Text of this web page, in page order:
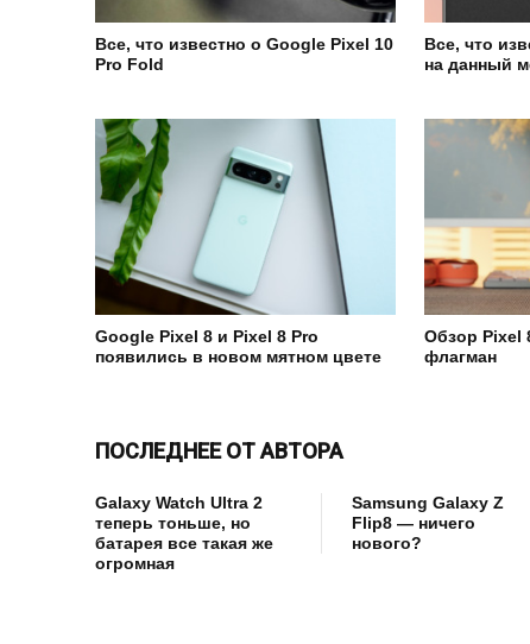
Все, что известно о Google Pixel 10
Pro Fold
Все, что
на данный
Google Pixel 8 и Pixel 8 Pro
появились в новом мятном цвете
Обзор Pixel
флагман
ПОСЛЕДНЕЕ ОТ АВТОРА
Galaxy Watch Ultra 2
теперь тоньше, но
батарея все такая же
огромная
Samsung Galaxy Z
Flip8 — ничего
нового?